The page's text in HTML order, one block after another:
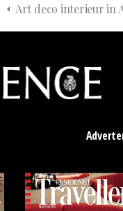
Art deco interieur in